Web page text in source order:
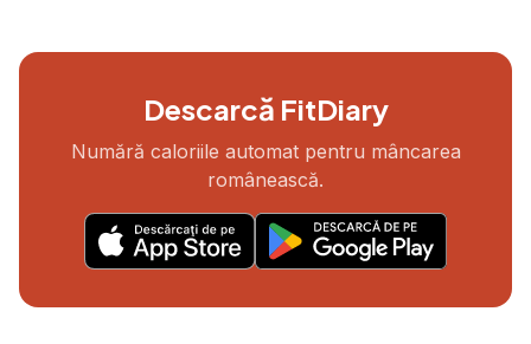
Descarcă FitDiary
Numără caloriile automat pentru mâncarea
românească.